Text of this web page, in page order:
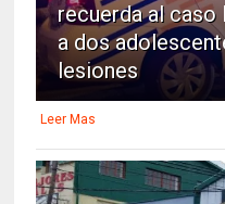
recuerda al caso
a dos
lesiones
Leer Mas